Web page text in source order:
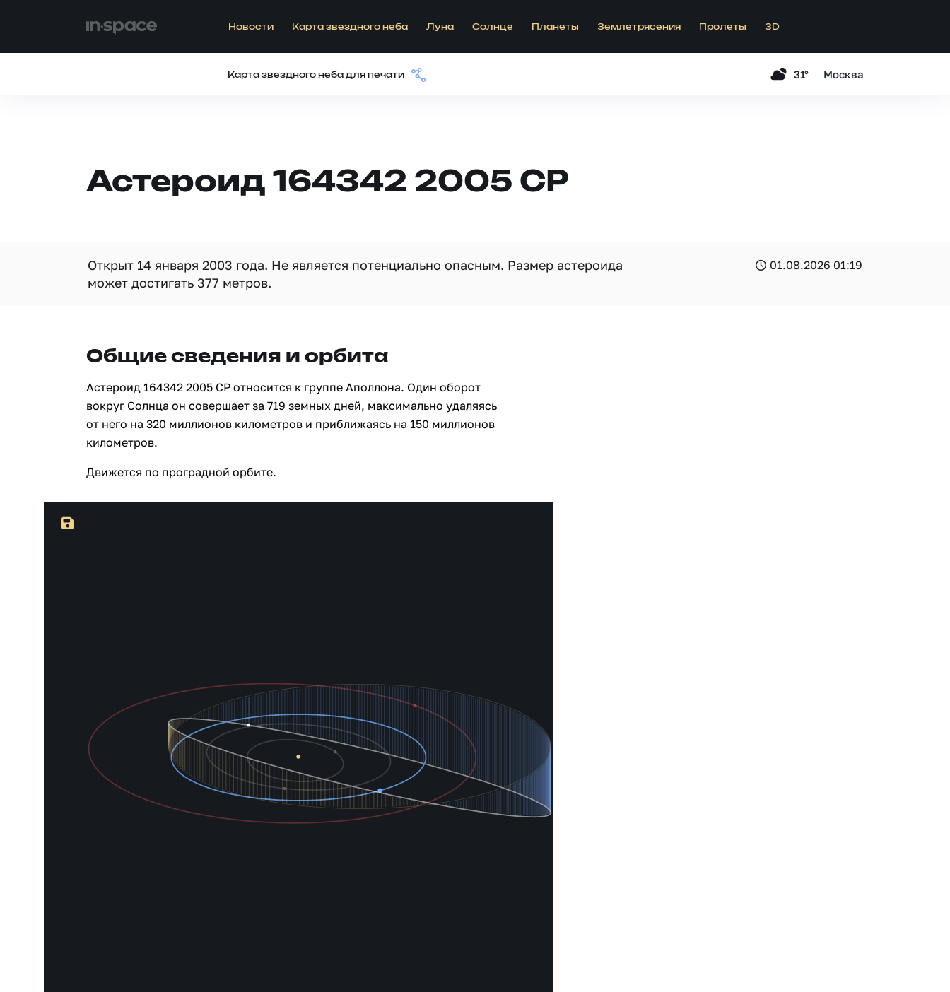
Новости Карта звездного неба Луна Солнце Планеты Землетрясения Пролеты 3D
Карта звездного неба для печати 31° Москва
Астероид 164342 2005 CP
Открыт 14 января 2003 года. Не является потенциально опасным. Размер астероида
может достигать 377 метров.
01.08.2026 01:19
Общие сведения и орбита
Астероид 164342 2005 CP относится к группе Аполлона. Один оборот
вокруг Солнца он совершает за 719 земных дней, максимально удаляясь
от него на 320 миллионов километров и приближаясь на 150 миллионов
километров.
Движется по проградной орбите.